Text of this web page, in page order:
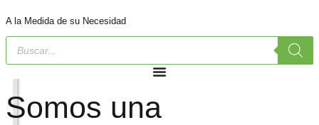
A la Medida de su Necesidad
Somos una